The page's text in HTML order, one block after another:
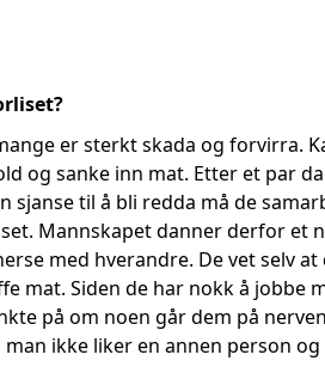
er sterkt skada og forvirra.
og sanke inn mat. Etter et par
til å bli redda må de
Mannskapet danner derfor
med hverandre. De vet selv
mat. Siden de har nokk å
på om noen går dem på
ikke liker en annen person